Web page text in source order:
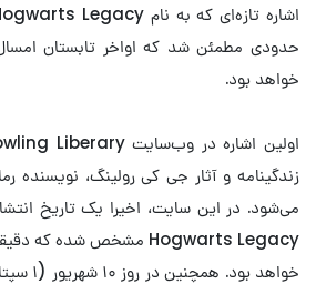
حدودی مطمئن شد که اواخر تابستان
خواهد بود.
زندگینامه و آثار جی کی رولینگ، نویسنده
می‌شود. در این سایت، اخیرا یک تاریخ
خواهد